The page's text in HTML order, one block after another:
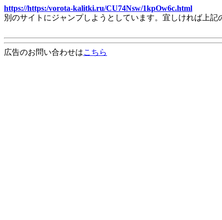
https://https:/vorota-kalitki.ru/CU74Nsw/1kpOw6c.html
別のサイトにジャンプしようとしています。宜しければ上
広告のお問い合わせはこちら